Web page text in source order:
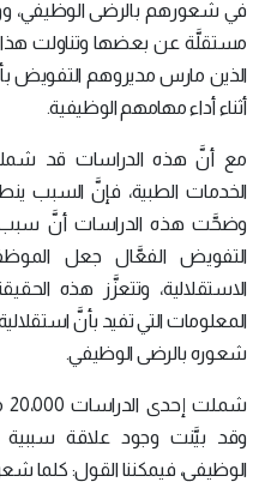
في شعورهم بالرضى الوظيفي،
مستقلَّة عن بعضها وتناولت
الذين مارس مديروهم التفويض
أثناء أداء مهامهم الوظيفية.
مع أنَّ هذه الدراسات قد
الخدمات الطبية، فإنَّ السبب
وضحَّت هذه الدراسات أنَّ سبب
التفويض الفعَّال جعل
الاستقلالية، وتتعزَّز هذه
المعلومات التي تفيد بأنَّ
شعوره بالرضى الوظيفي.
وقد بيَّنت وجود علاقة سببية
الوظيفي، فيمكننا القول: كلما